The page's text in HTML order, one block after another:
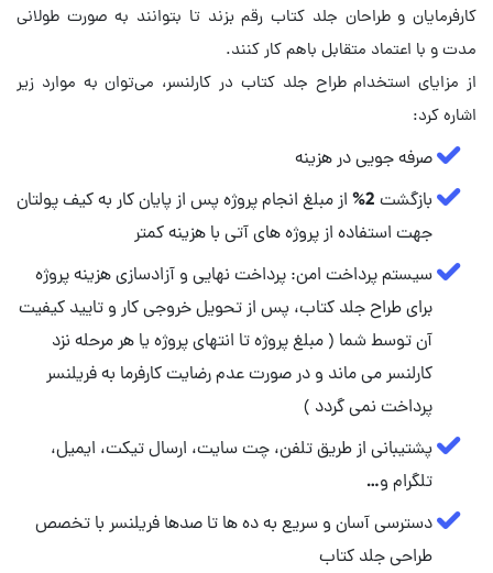
کارفرمایان و طراحان جلد کتاب رقم بزند تا بتوانند به صورت طولانی
مدت و با اعتماد متقابل باهم کار کنند.
از مزایای استخدام طراح جلد کتاب در کارلنسر، می‌توان به موارد زیر
اشاره کرد:
صرفه جویی در هزینه
بازگشت 2% از مبلغ انجام پروژه پس از پایان کار به کیف پولتان
جهت استفاده از پروژه های آتی با هزینه کمتر
سیستم پرداخت امن: پرداخت نهایی و آزادسازی هزینه پروژه
برای طراح جلد کتاب، پس از تحویل خروجی کار و تایید کیفیت
آن توسط شما ( مبلغ پروژه تا انتهای پروژه یا هر مرحله نزد
کارلنسر می ماند و در صورت عدم رضایت کارفرما به فریلنسر
پرداخت نمی گردد )
پشتیبانی از طریق تلفن، چت سایت، ارسال تیکت، ایمیل،
تلگرام و…
دسترسی آسان و سریع به ده ها تا صدها فریلنسر با تخصص
طراحی جلد کتاب